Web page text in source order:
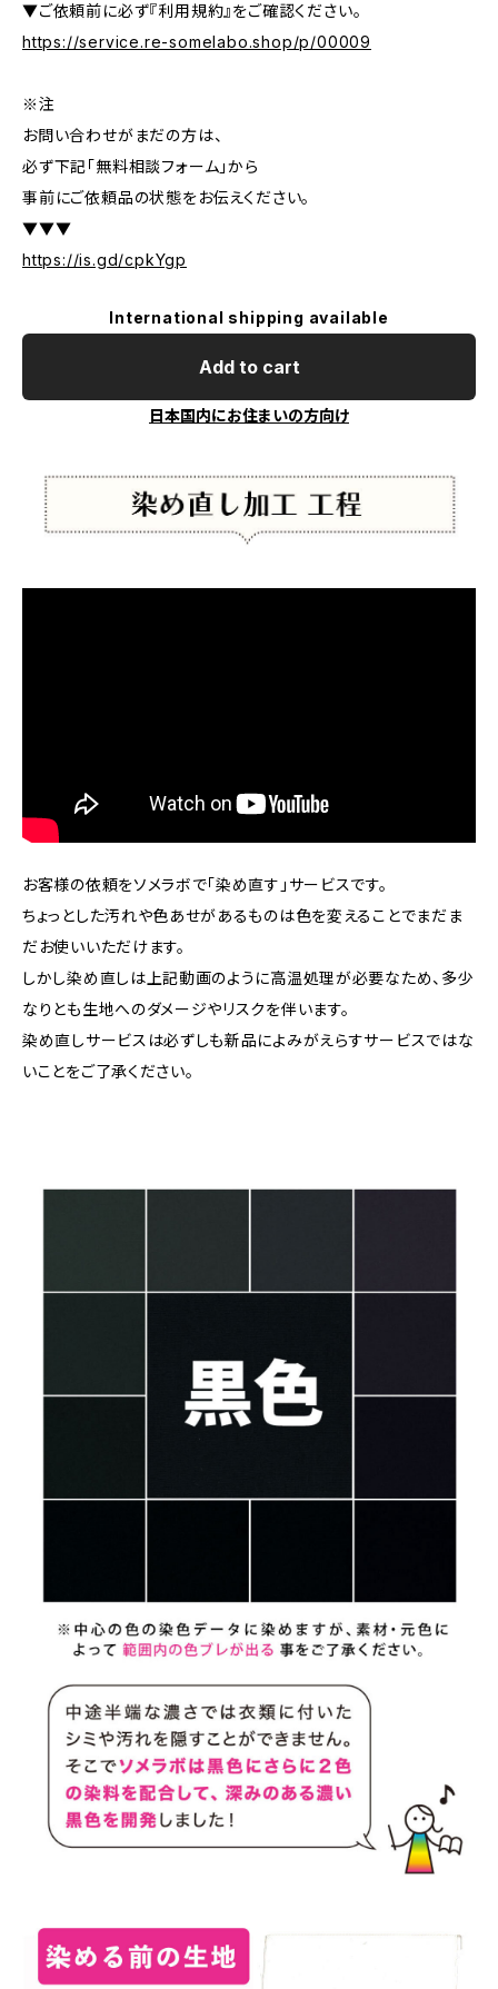
▼ご依頼前に必ず『利用規約』をご確認ください。
https://service.re-somelabo.shop/p/00009
※注
お問い合わせがまだの方は、
必ず下記「無料相談フォーム」から
事前にご依頼品の状態をお伝えください。
▼▼▼
https://is.gd/cpkYgp
International shipping available
Add to cart
日本国内にお住まいの方向け
お客様の依頼をソメラボで「染め直す」サービスです。
ちょっとした汚れや色あせがあるものは色を変えることでまだま
だお使いいただけます。
しかし染め直しは上記動画のように高温処理が必要なため、多少
なりとも生地へのダメージやリスクを伴います。
染め直しサービスは必ずしも新品によみがえらすサービスではな
いことをご了承ください。